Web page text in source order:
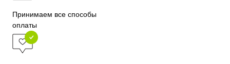
Принимаем все способы
оплаты